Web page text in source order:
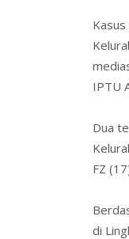
IPTU
Dua
FZ
di